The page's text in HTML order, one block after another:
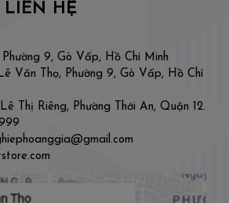
LIÊN HỆ
9, Gò Vấp, Hồ Chí Minh
Văn Thọ, Phường 9, Gò Vấp, Hồ Chí
Thị Riêng, Phường Thới An, Quận 12.